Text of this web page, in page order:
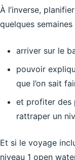
À l’inverse,
quelques
arriver sur le
pouvoir
que l’on sait
et profiter des
rattraper un
Et si le voyage
niveau 1 open